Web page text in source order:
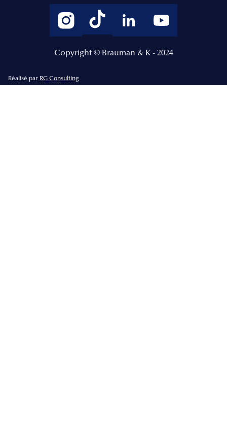
Copyright © Brauman & K - 2024
Réalisé par RG Consulting